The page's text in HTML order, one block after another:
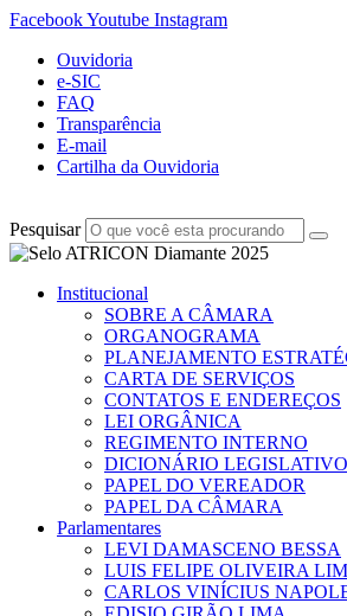
FacebookYoutube Instagram
Ouvidoria
e-SIC
FAQ
Transparência
E-mail
Cartilha da Ouvidoria
Pesquisar
Institucional
SOBRE A CÂMARA
ORGANOGRAMA
PLANEJAMENTO
CARTA DE SERVIÇOS
CONTATOS E ENDEREÇOS
LEI ORGÂNICA
REGIMENTO INTERNO
DICIONÁRIO LEGISLATIVO
PAPEL DO VEREADOR
PAPEL DA CÂMARA
Parlamentares
LEVI DAMASCENO BESSA
LUIS FELIPE OLIVEIRA
CARLOS VINÍCIUS